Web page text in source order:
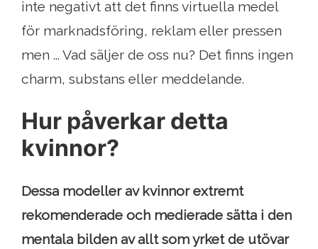
inte negativt att det finns virtuella medel
för marknadsföring, reklam eller pressen
men ... Vad säljer de oss nu? Det finns ingen
charm, substans eller meddelande.
Hur påverkar detta
kvinnor?
Dessa modeller av kvinnor extremt
rekomenderade och medierade sätta i den
mentala bilden av allt som yrket de utövar